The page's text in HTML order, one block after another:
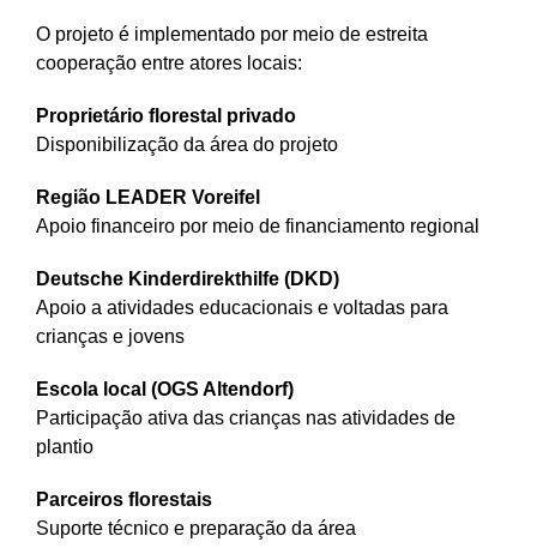
O projeto é implementado por meio de estreita
cooperação entre atores locais:
Proprietário florestal privado
Disponibilização da área do projeto
Região LEADER Voreifel
Apoio financeiro por meio de financiamento regional
Deutsche Kinderdirekthilfe (DKD)
Apoio a atividades educacionais e voltadas para
crianças e jovens
Escola local (OGS Altendorf)
Participação ativa das crianças nas atividades de
plantio
Parceiros florestais
Suporte técnico e preparação da área